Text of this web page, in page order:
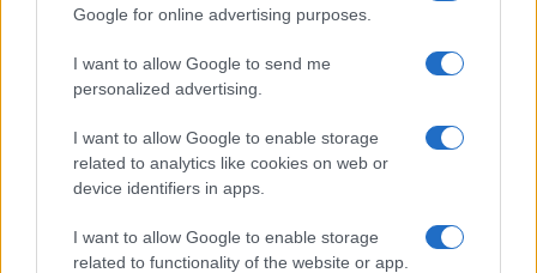
Google for online advertising purposes.
I want to allow Google to send me
personalized advertising.
I want to allow Google to enable storage
related to analytics like cookies on web or
device identifiers in apps.
I want to allow Google to enable storage
related to functionality of the website or app.
Reparti aeronavali della Guardia di Finanza: controllo del
territorio e contrasto agli illeciti